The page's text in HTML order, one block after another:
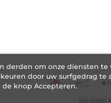
derden om onze diensten
door uw surfgedrag te
knop Accepteren.
BE 0456